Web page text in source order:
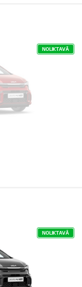
NOLIKTAVĀ
NOLIKTAVĀ